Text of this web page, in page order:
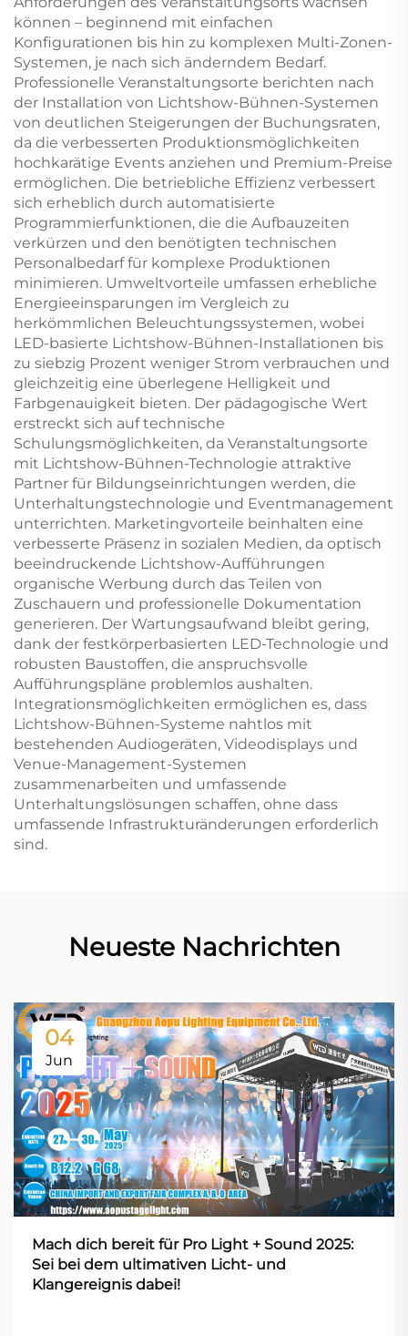
können – beginnend mit einfachen
Konfigurationen bis hin zu komplexen Multi-Zonen-
Systemen, je nach sich änderndem Bedarf.
Professionelle Veranstaltungsorte berichten nach
der Installation von Lichtshow-Bühnen-Systemen
von deutlichen Steigerungen der Buchungsraten,
da die verbesserten Produktionsmöglichkeiten
hochkarätige Events anziehen und Premium-Preise
ermöglichen. Die betriebliche Effizienz verbessert
sich erheblich durch automatisierte
Programmierfunktionen, die die Aufbauzeiten
verkürzen und den benötigten technischen
Personalbedarf für komplexe Produktionen
minimieren. Umweltvorteile umfassen erhebliche
Energieeinsparungen im Vergleich zu
herkömmlichen Beleuchtungssystemen, wobei
LED-basierte Lichtshow-Bühnen-Installationen bis
zu siebzig Prozent weniger Strom verbrauchen und
gleichzeitig eine überlegene Helligkeit und
Farbgenauigkeit bieten. Der pädagogische Wert
erstreckt sich auf technische
Schulungsmöglichkeiten, da Veranstaltungsorte
mit Lichtshow-Bühnen-Technologie attraktive
Partner für Bildungseinrichtungen werden, die
Unterhaltungstechnologie und Eventmanagement
unterrichten. Marketingvorteile beinhalten eine
verbesserte Präsenz in sozialen Medien, da optisch
beeindruckende Lichtshow-Aufführungen
organische Werbung durch das Teilen von
Zuschauern und professionelle Dokumentation
generieren. Der Wartungsaufwand bleibt gering,
dank der festkörperbasierten LED-Technologie und
robusten Baustoffen, die anspruchsvolle
Aufführungspläne problemlos aushalten.
Integrationsmöglichkeiten ermöglichen es, dass
Lichtshow-Bühnen-Systeme nahtlos mit
bestehenden Audiogeräten, Videodisplays und
Venue-Management-Systemen
zusammenarbeiten und umfassende
Unterhaltungslösungen schaffen, ohne dass
umfassende Infrastrukturänderungen erforderlich
sind.
Neueste Nachrichten
04
Jun
Mach dich bereit für Pro Light + Sound 2025:
Sei bei dem ultimativen Licht- und
Klangereignis dabei!